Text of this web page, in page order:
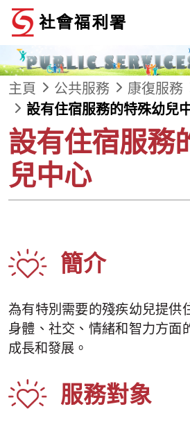
跳到內容
主頁 公共服務 康復服務
設有住宿服務的特殊幼兒
設有住宿服務
兒中心
簡介
為有特別需要的殘疾幼兒提供
身體、社交、情緒和智力方面
成長和發展。
服務對象